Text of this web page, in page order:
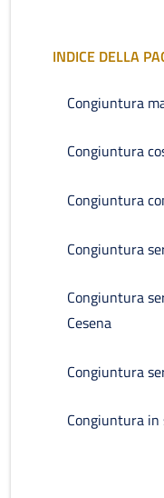
INDICE DELLA
Congiuntura
Congiuntura
Congiuntura
Congiuntura
Congiuntura
Cesena
Congiuntura
Congiuntura in